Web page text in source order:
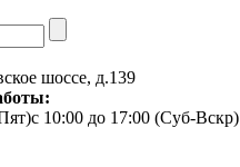
шоссе, д.139
10:00 до 17:00 (Суб-Вскр)